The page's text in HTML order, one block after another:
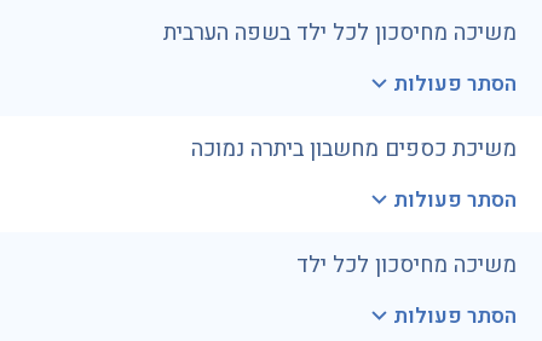
משיכה מחיסכון לכל ילד בשפה הערבית
הסתר פעולות
משיכת כספים מחשבון ביתרה נמוכה
הסתר פעולות
משיכה מחיסכון לכל ילד
הסתר פעולות